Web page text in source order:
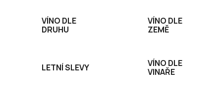
VÍNO DLE
DRUHU
VÍNO DLE
ZEMĚ
LETNÍ SLEVY
VÍNO DLE
VINAŘE